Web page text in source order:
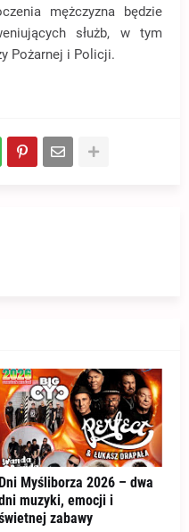
mężczyzna będzie
służb, w tym
Pożarnej i Policji.
Dni Myśliborza 2026 – dwa
muzyki, emocji i
zabawy